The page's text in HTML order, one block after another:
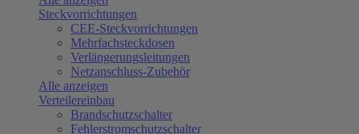
Steckvorrichtungen
CEE-Steckvorrichtungen
Mehrfachsteckdosen
Verlängerungsleitungen
Netzanschluss-Zubehör
Alle anzeigen
Verteilereinbau
Brandschutzschalter
Fehlerstromschutzschalter